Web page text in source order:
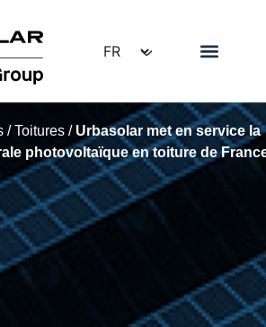
/Toitures / Urbasolar met en service la
photovoltaïque en toiture de